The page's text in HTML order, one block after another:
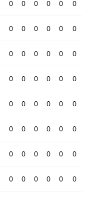
0 0 0 0 0 0
0 0 0 0 0 0
0 0 0 0 0 0
0 0 0 0 0 0
0 0 0 0 0 0
0 0 0 0 0 0
0 0 0 0 0 0
0 0 0 0 0 0